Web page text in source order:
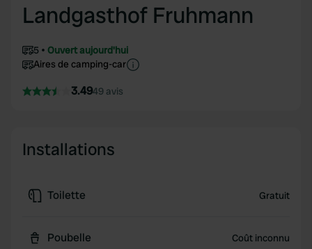
Landgasthof Fruhmann
5
Ouvert aujourd'hui
Aires de camping-car
3.4949 avis
Installations
Toilette Gratuit
Poubelle Coût inconnu